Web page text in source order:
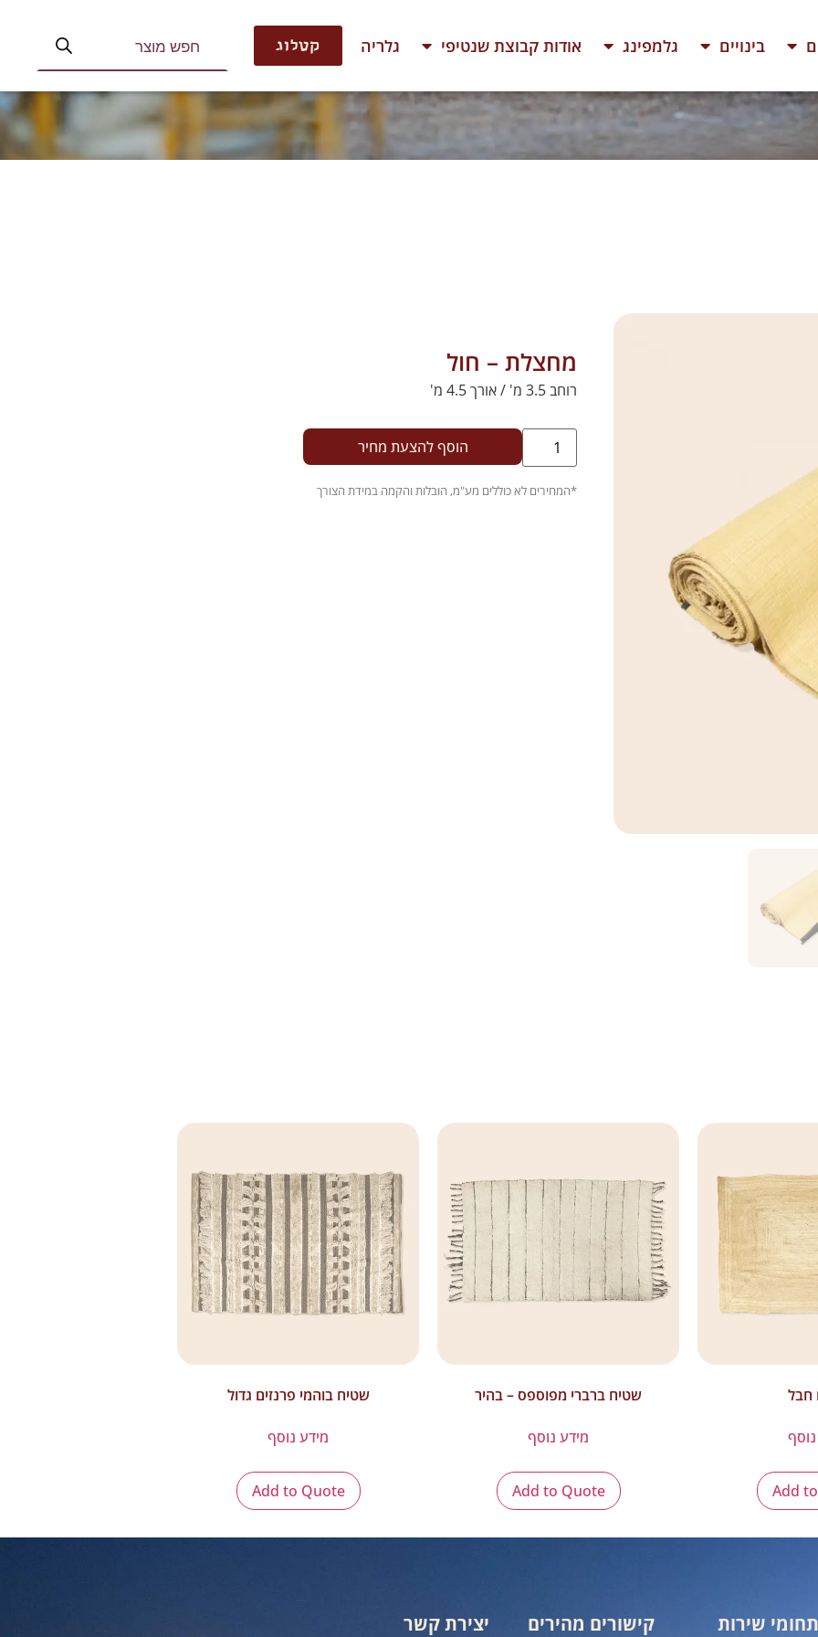
בינויים גלמפינג אודות קבוצת שנטיפי גלריה קטלוג
מחצלת – חול
רוחב 3.5 מ' / אורך 4.5 מ'
הוסף להצעת מחיר
*המחירים לא כוללים מע"מ, הובלות והקמה במידת הצורך
חבל
Add
שטיח ברברי מפוספס – בהיר
מידע נוסף
Add to Quote
שטיח בוהמי פרנזים גדול
מידע נוסף
Add to Quote
קישורים מהירים תחומי שירות יצירת קשר